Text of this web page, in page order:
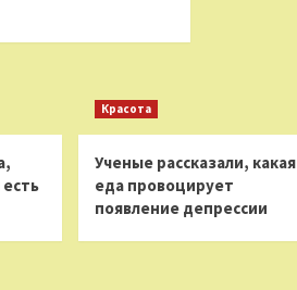
Красота
Ученые рассказали, какая
еда провоцирует
появление депрессии